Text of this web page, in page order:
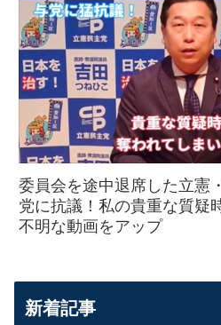
委員会を途中退席した立憲
党に抗議！私の貴重な質疑
不明な動画をアップ
新着記事